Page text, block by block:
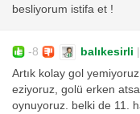
besliyorum istifa et !
-8 balıkesirli |
Artık kolay gol
eziyoruz, golü erken
oynuyoruz. belki de 11.